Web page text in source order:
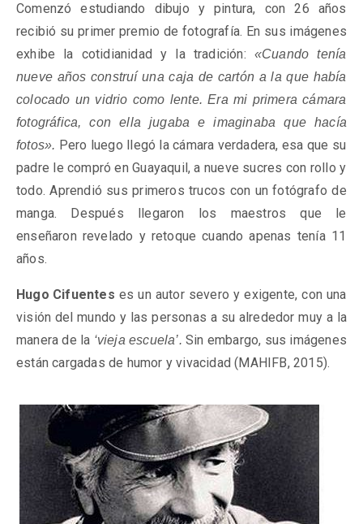
Comenzó estudiando dibujo y pintura, con 26 años
recibió su primer premio de fotografía. En sus imágenes
exhibe la cotidianidad y la tradición: «Cuando tenía
nueve años construí una caja de cartón a la que había
colocado un vidrio como lente. Era mi primera cámara
fotográfica, con ella jugaba e imaginaba que hacía
fotos». Pero luego llegó la cámara verdadera, esa que su
padre le compró en Guayaquil, a nueve sucres con rollo y
todo. Aprendió sus primeros trucos con un fotógrafo de
manga. Después llegaron los maestros que le
enseñaron revelado y retoque cuando apenas tenía 11
años.
Hugo Cifuentes es un autor severo y exigente, con una
visión del mundo y las personas a su alrededor muy a la
manera de la ‘vieja escuela’. Sin embargo, sus imágenes
están cargadas de humor y vivacidad (MAHIFB, 2015).